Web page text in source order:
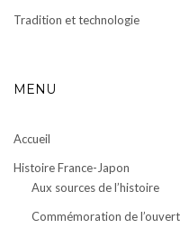
Tradition et technologie
MENU
Accueil
Histoire France-Japon
Aux sources de l’histoire
Commémoration de